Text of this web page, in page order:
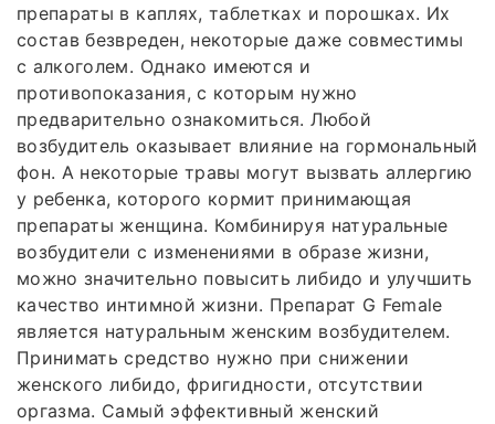
препараты в каплях, таблетках и порошках. Их
состав безвреден, некоторые даже совместимы
с алкоголем. Однако имеются и
противопоказания, с которым нужно
предварительно ознакомиться. Любой
возбудитель оказывает влияние на гормональный
фон. А некоторые травы могут вызвать аллергию
у ребенка, которого кормит принимающая
препараты женщина. Комбинируя натуральные
возбудители с изменениями в образе жизни,
можно значительно повысить либидо и улучшить
качество интимной жизни. Препарат G Female
является натуральным женским возбудителем.
Принимать средство нужно при снижении
женского либидо, фригидности, отсутствии
оргазма. Самый эффективный женский